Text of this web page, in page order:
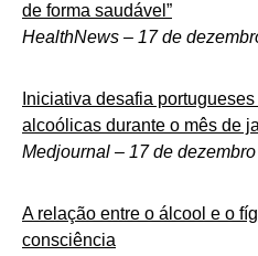
de forma saudável”
HealthNews – 17 de
Iniciativa desafia
alcoólicas durante o mês de
Medjournal – 17 de
A relação entre o álcool e o
consciência